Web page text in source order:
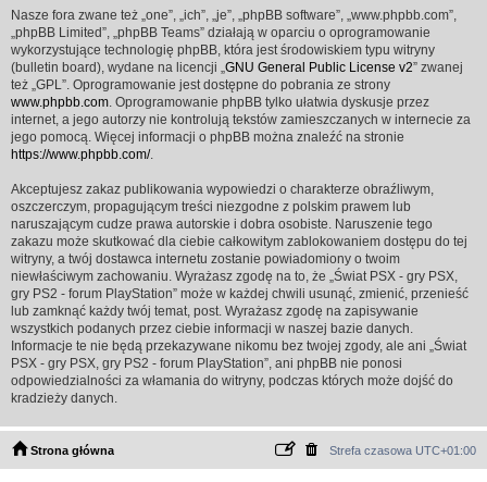
Nasze fora zwane też „one”, „ich”, „je”, „phpBB software”, „www.phpbb.com”,
„phpBB Limited”, „phpBB Teams” działają w oparciu o oprogramowanie
wykorzystujące technologię phpBB, która jest środowiskiem typu witryny
(bulletin board), wydane na licencji „GNU General Public License v2” zwanej
też „GPL”. Oprogramowanie jest dostępne do pobrania ze strony
www.phpbb.com. Oprogramowanie phpBB tylko ułatwia dyskusje przez
internet, a jego autorzy nie kontrolują tekstów zamieszczanych w internecie za
jego pomocą. Więcej informacji o phpBB można znaleźć na stronie
https://www.phpbb.com/.
Akceptujesz zakaz publikowania wypowiedzi o charakterze obraźliwym,
oszczerczym, propagującym treści niezgodne z polskim prawem lub
naruszającym cudze prawa autorskie i dobra osobiste. Naruszenie tego
zakazu może skutkować dla ciebie całkowitym zablokowaniem dostępu do tej
witryny, a twój dostawca internetu zostanie powiadomiony o twoim
niewłaściwym zachowaniu. Wyrażasz zgodę na to, że „Świat PSX - gry PSX,
gry PS2 - forum PlayStation” może w każdej chwili usunąć, zmienić, przenieść
lub zamknąć każdy twój temat, post. Wyrażasz zgodę na zapisywanie
wszystkich podanych przez ciebie informacji w naszej bazie danych.
Informacje te nie będą przekazywane nikomu bez twojej zgody, ale ani „Świat
PSX - gry PSX, gry PS2 - forum PlayStation”, ani phpBB nie ponosi
odpowiedzialności za włamania do witryny, podczas których może dojść do
kradzieży danych.
Strona główna Strefa czasowa UTC+01:00